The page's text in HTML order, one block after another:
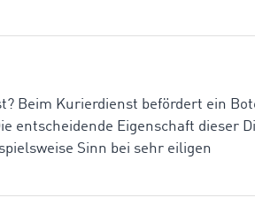
Beim Kurierdienst befördert ein
entscheidende Eigenschaft dieser
Sinn bei sehr eiligen